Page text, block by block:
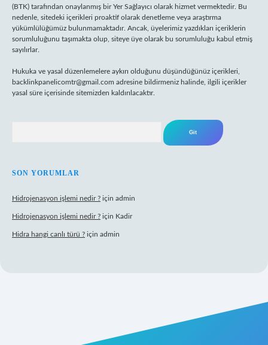
(BTK) tarafından onaylanmış bir Yer Sağlayıcı olarak hizmet vermektedir. Bu
nedenle, sitedeki içerikleri proaktif olarak denetleme veya araştırma
yükümlülüğümüz bulunmamaktadır. Ancak, üyelerimiz yazdıkları içeriklerin
sorumluluğunu taşımakta olup, siteye üye olarak bu sorumluluğu kabul etmiş
sayılırlar.
Hukuka ve yasal düzenlemelere aykırı olduğunu düşündüğünüz içerikleri,
backlinkpanelicomtr@gmail.com adresine bildirmeniz halinde, ilgili içerikler
yasal süre içerisinde sitemizden kaldırılacaktır.
SON YORUMLAR
Hidrojenasyon işlemi nedir ? için admin
Hidrojenasyon işlemi nedir ? için Kadir
Hidra hangi canlı türü ? için admin